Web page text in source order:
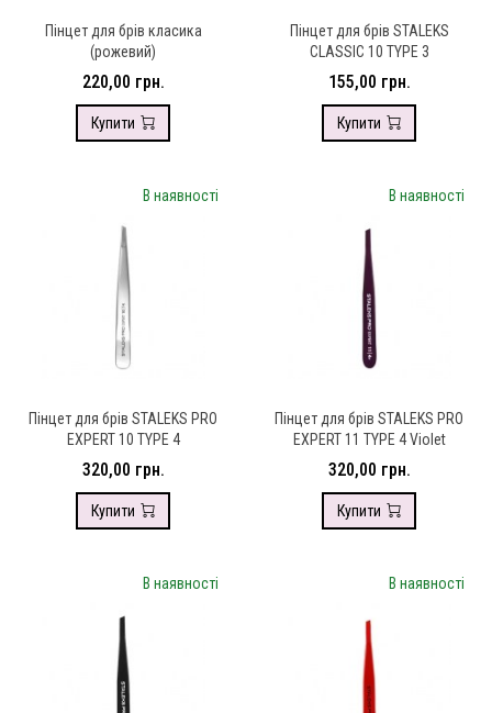
Пінцет для брів класика
(рожевий)
220,00 грн.
Купити
Пінцет для брів STALEKS
CLASSIC 10 TYPE 3
155,00 грн.
Купити
В наявності
Пінцет для брів STALEKS PRO
EXPERT 10 TYPE 4
320,00 грн.
Купити
В наявності
Пінцет для брів STALEKS PRO
EXPERT 11 TYPE 4 Violet
320,00 грн.
Купити
В наявності В наявності